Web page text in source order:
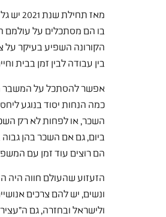
מאז
הקורונה השפיע בעיקר על
בין עבודה לבין זמן בבית
כמה הנחות יסוד בנוגע
ביום, גם אם השכר בהן
הם רוצים עוד זמן עם
הזעזוע שהעולם חווה היה
ונשים, יש להם צרכים
ולישראל ובחזרה, גם